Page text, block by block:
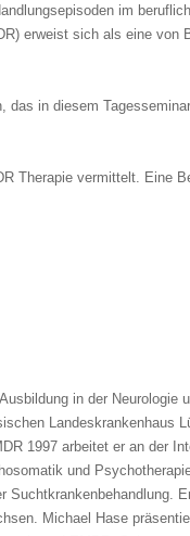
im
erweist sich als eine von
das in diesem
Therapie vermittelt. Eine
in der Neurologie
Landeskrankenhaus
1997 arbeitet er an der
und
Suchtkrankenbehandlung.
Michael Hase